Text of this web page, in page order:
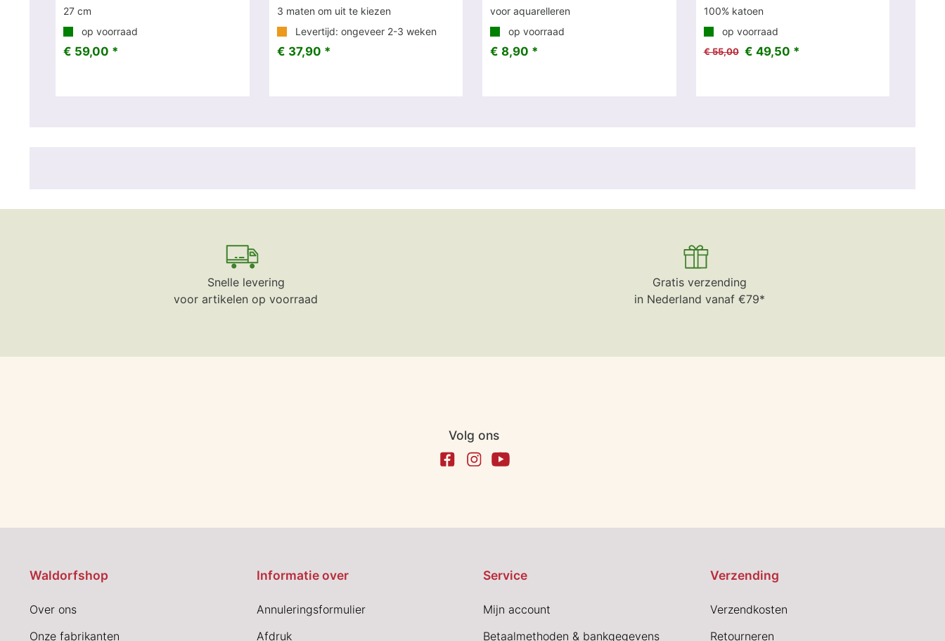
27 cm
op voorraad
€ 59,00 *
3 maten om uit te kiezen
Levertijd: ongeveer 2-3 weken
€ 37,90 *
voor aquarelleren
op voorraad
€ 8,90 *
100% katoen
op voorraad
€ 55,00 € 49,50 *
Snelle levering
voor artikelen op voorraad
Gratis verzending
in Nederland vanaf €79*
Volg ons
Waldorfshop
Over ons
Onze fabrikanten
Informatie over
Annuleringsformulier
Afdruk
Service
Mijn account
Betaalmethoden & bankgegevens
Verzending
Verzendkosten
Retourneren